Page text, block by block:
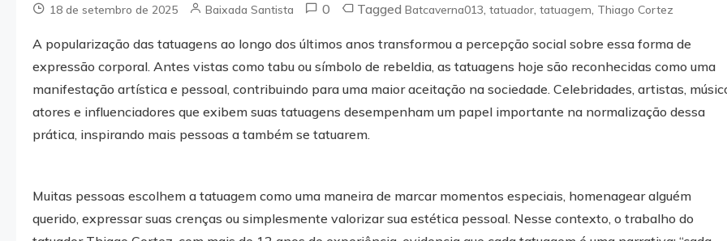
18 de setembro de 2025 Baixada Santista 0 Tagged Batcaverna013, tatuador, tatuagem, Thiago Cortez
A popularização das tatuagens ao longo dos últimos anos transformou a percepção social sobre essa forma de
expressão corporal. Antes vistas como tabu ou símbolo de rebeldia, as tatuagens hoje são reconhecidas como uma
manifestação artística e pessoal, contribuindo para uma maior aceitação na sociedade. Celebridades, artistas,
atores e influenciadores que exibem suas tatuagens desempenham um papel importante na normalização dessa
prática, inspirando mais pessoas a também se tatuarem.
Muitas pessoas escolhem a tatuagem como uma maneira de marcar momentos especiais, homenagear alguém
querido, expressar suas crenças ou simplesmente valorizar sua estética pessoal. Nesse contexto, o trabalho do